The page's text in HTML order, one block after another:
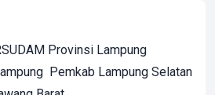
Provinsi Lampung
Pemkab Lampung Selatan